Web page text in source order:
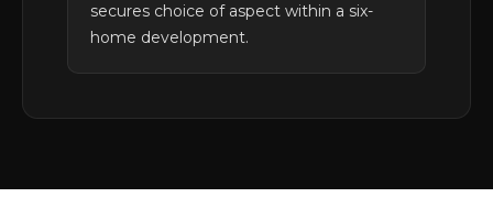
secures choice of aspect within a six-
home development.